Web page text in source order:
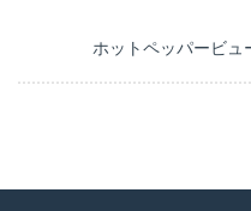
ホットペッパービュ